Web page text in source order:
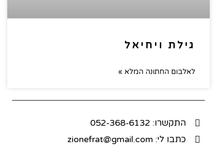
גילת ויחיאל
לאלבום החתונה המלא »
התקשרו: 052-368-6132
כתבו לי: zionefrat@gmail.com